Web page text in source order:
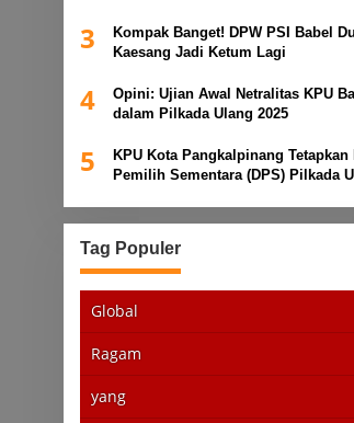
3
Kompak Banget! DPW PSI Babel
Kaesang Jadi Ketum Lagi
4
Opini: Ujian Awal Netralitas KPU
dalam Pilkada Ulang 2025
5
KPU Kota Pangkalpinang Tetapkan
Pemilih Sementara (DPS) Pilkada
Tag Populer
Global
Ragam
yang